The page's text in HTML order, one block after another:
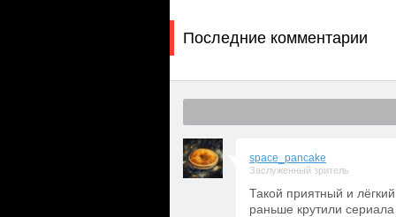
Последние комментарии
space_pancake
Заслуженный зритель
Такой приятный и
раньше крутили